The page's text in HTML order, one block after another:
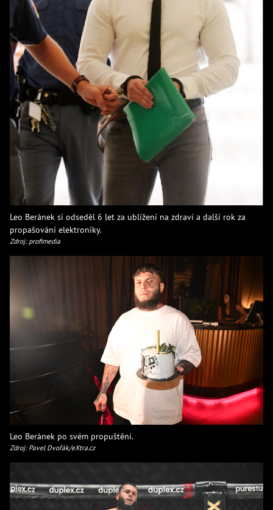
Leo Beránek si odseděl 6 let za ublížení na zdraví a další rok za
propašování elektroniky.
Zdroj: profimedia
Leo Beránek po svém propuštění.
Zdroj: Pavel Dvořák/eXtra.cz